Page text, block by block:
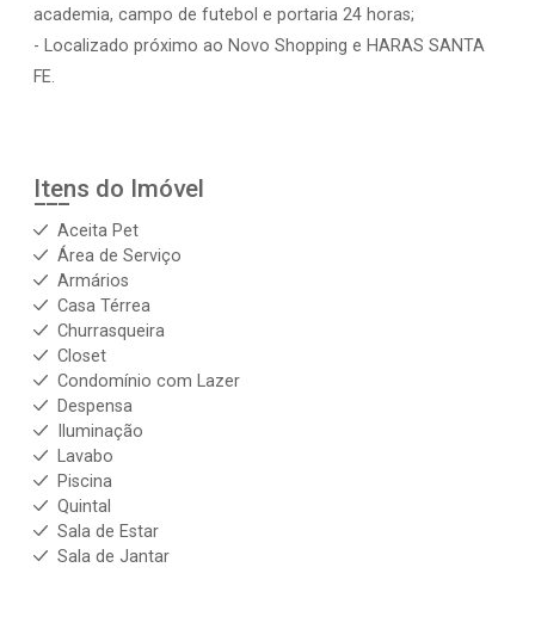
academia, campo de futebol e portaria 24 horas;
- Localizado próximo ao Novo Shopping e HARAS SANTA
FE.
Itens do Imóvel
Aceita Pet
Área de Serviço
Armários
Casa Térrea
Churrasqueira
Closet
Condomínio com Lazer
Despensa
Iluminação
Lavabo
Piscina
Quintal
Sala de Estar
Sala de Jantar